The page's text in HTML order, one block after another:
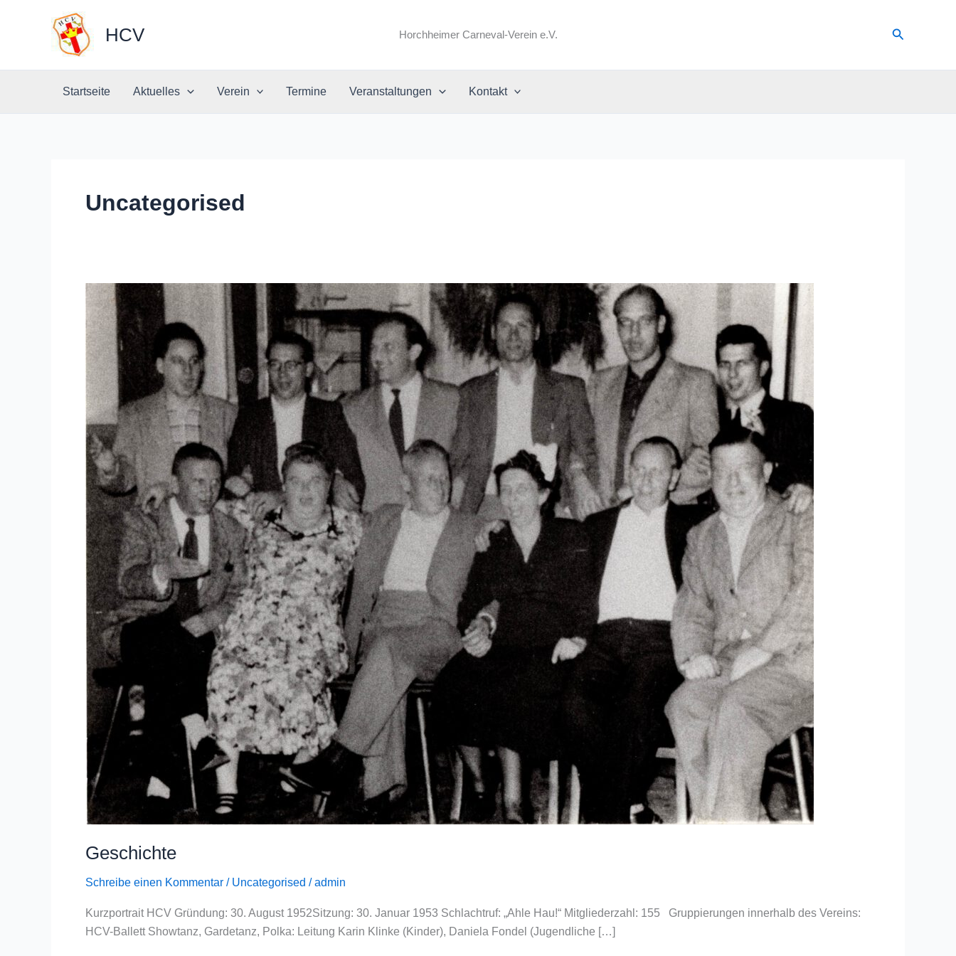
HCV Horchheimer Carneval-Verein e.V. Suchen
Startseite Aktuelles Verein Termine Veranstaltungen Kontakt
Uncategorised
Geschichte
Schreibe einen Kommentar / Uncategorised /admin
Kurzportrait HCV Gründung: 30. August 1952Sitzung: 30. Januar 1953 Schlachtruf: „Ahle Hau!“ Mitgliederzahl: 155 Gruppierungen innerhalb des Vereins:
HCV-Ballett Showtanz, Gardetanz, Polka: Leitung Karin Klinke (Kinder), Daniela Fondel (Jugendliche […]
Geschichte